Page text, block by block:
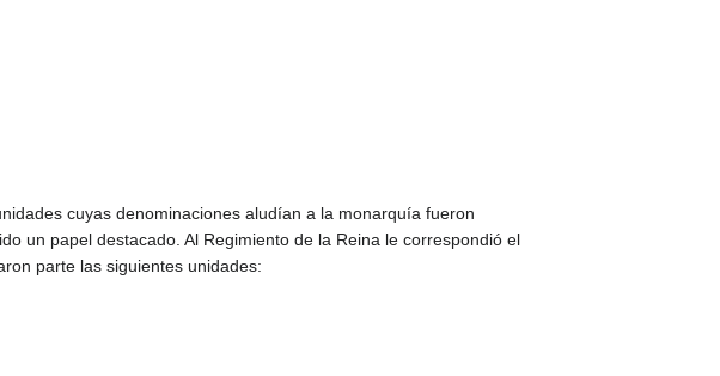
cuyas denominaciones aludían a la monarquía fueron
un papel destacado. Al Regimiento de la Reina le correspondió el
parte las siguientes unidades: